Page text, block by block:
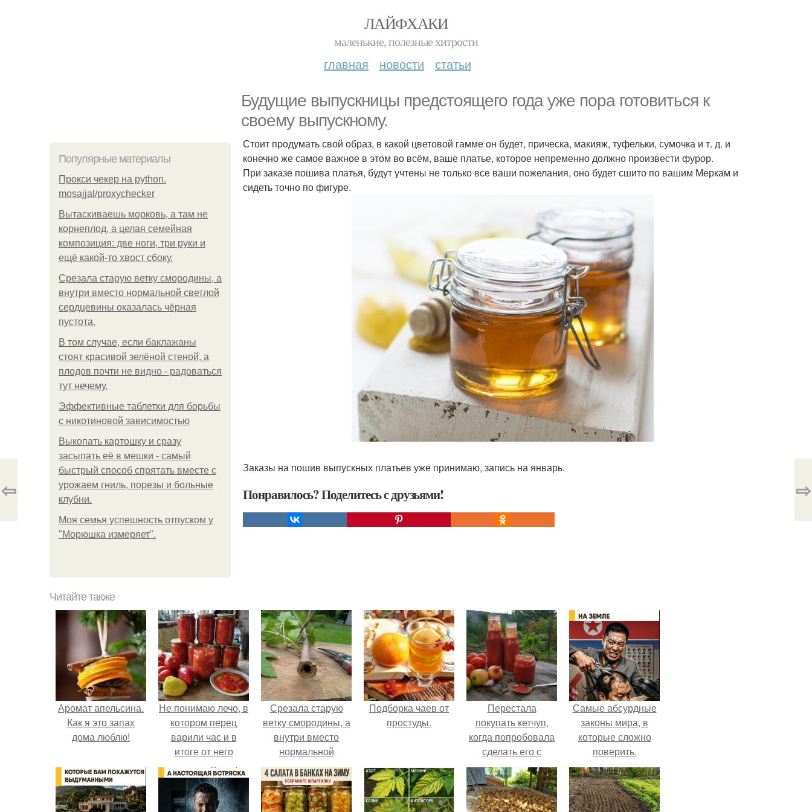
ЛАЙФХАКИ
маленькие, полезные хитрости
главная новости статьи
Будущие выпускницы предстоящего года уже пора готовиться к
своему выпускному.
Популярные материалы
Прокси чекер на python.
mosajjal/proxychecker
Вытаскиваешь морковь, а там не
корнеплод, а целая семейная
композиция: две ноги, три руки и
ещё какой-то хвост сбоку.
Срезала старую ветку смородины, а
внутри вместо нормальной светлой
сердцевины оказалась чёрная
пустота.
В том случае, если баклажаны
стоят красивой зелёной стеной, а
плодов почти не видно - радоваться
тут нечему.
Эффективные таблетки для борьбы
с никотиновой зависимостью
Выкопать картошку и сразу
засыпать её в мешки - самый
быстрый способ спрятать вместе с
урожаем гниль, порезы и больные
клубни.
Моя семья успешность отпуском у
"Морюшка измеряет".
Стоит продумать свой образ, в какой цветовой гамме он будет, прическа, макияж, туфельки, сумочка и т. д. и
конечно же самое важное в этом во всём, ваше платье, которое непременно должно произвести фурор.
При заказе пошива платья, будут учтены не только все ваши пожелания, оно будет сшито по вашим Меркам и
сидеть точно по фигуре.
Заказы на пошив выпускных платьев уже принимаю, запись на январь.
Понравилось? Поделитесь с друзьями!
⇦ ⇨
Читайте также
Аромат апельсина.
Как я это запах
дома люблю!
Не понимаю лечо, в
котором перец
варили час и в
итоге от него
остались одни
бесформенные
тряпочки.
Срезала старую
ветку смородины, а
внутри вместо
нормальной
светлой
сердцевины
оказалась чёрная
Подборка чаев от
простуды.
Перестала
покупать кетчуп,
когда попробовала
сделать его с
яблоками.
Самые абсурдные
законы мира, в
которые сложно
поверить.